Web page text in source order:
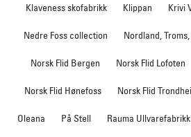
Klaveness skofabrikk Klippan Krivi
Nedre Foss collection Nordland,
Norsk Flid Bergen Norsk Flid Lofoten
Norsk Flid Hønefoss Norsk Flid
Oleana På Stell Rauma Ullvarefabrikk